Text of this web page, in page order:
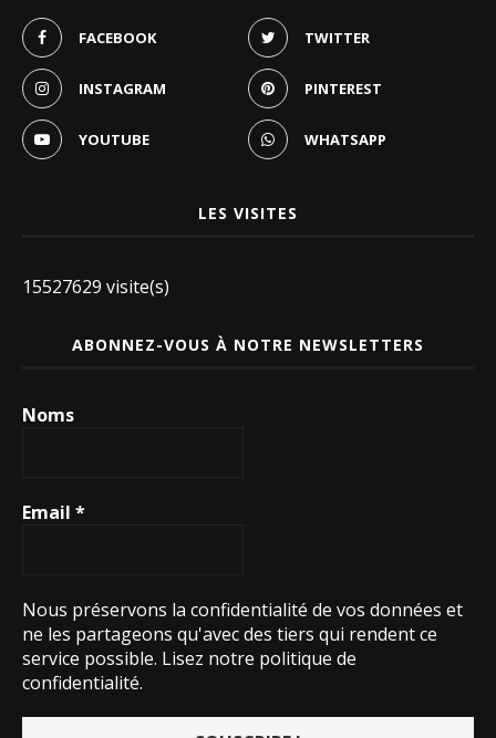
FACEBOOK TWITTER
INSTAGRAM PINTEREST
YOUTUBE WHATSAPP
LES VISITES
15527629 visite(s)
ABONNEZ-VOUS À NOTRE NEWSLETTERS
Noms
Email *
Nous préservons la confidentialité de vos données et
ne les partageons qu'avec des tiers qui rendent ce
service possible. Lisez notre politique de
confidentialité.